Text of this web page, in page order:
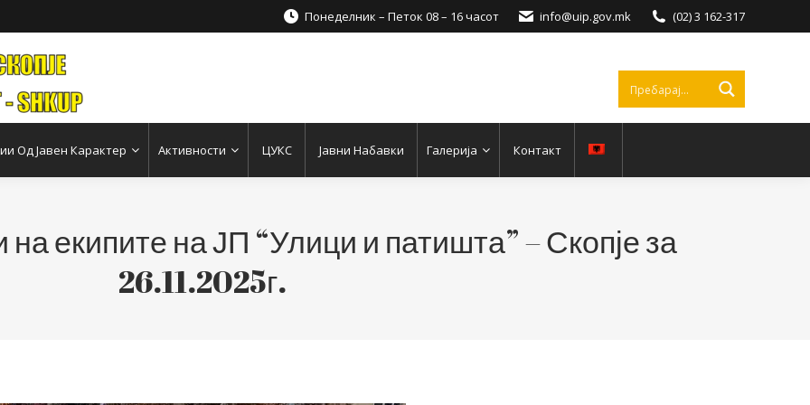
Понеделник – Петок 08 – 16 часот info@uip.gov.mk (02) 3 162-317
Од Јавен Карактер Активности ЦУКС Јавни Набавки Галерија Контакт
на екипите на ЈП “Улици и патишта” – Скопје за
26.11.2025г.